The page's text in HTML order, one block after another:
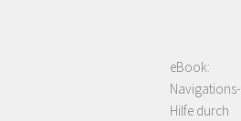
eBook:
Navigations-
Hilfe durch